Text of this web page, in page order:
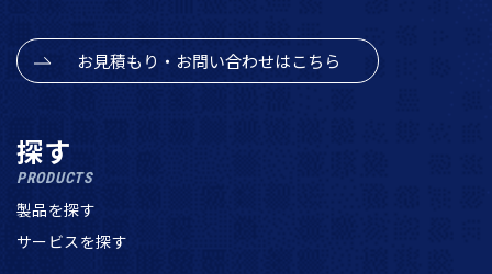
お見積もり・お問い合わせはこちら
探す
PRODUCTS
製品を探す
サービスを探す